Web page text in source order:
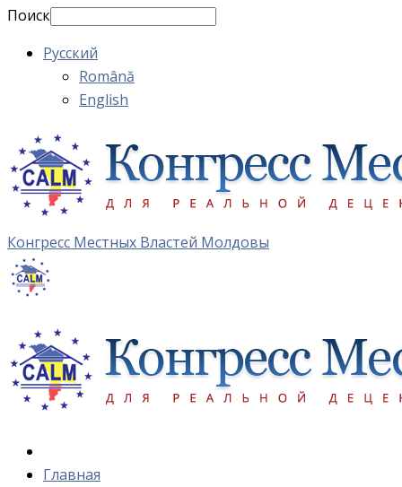
Поиск
Русский
Română
English
Конгресс Местных Властей Молдовы
Главная